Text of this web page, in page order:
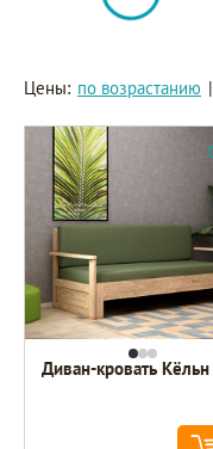
Цены: по возрастанию |
Диван-кровать Кёльн